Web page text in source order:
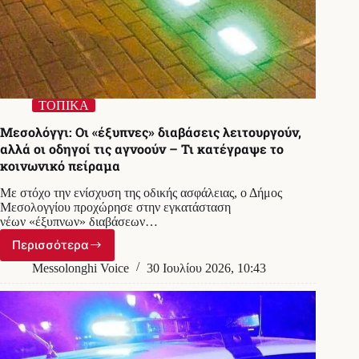
ΤΟΠΙΚΑ
Μεσολόγγι: Οι «έξυπνες» διαβάσεις λειτουργούν,
αλλά οι οδηγοί τις αγνοούν – Τι κατέγραψε το
κοινωνικό πείραμα
Με στόχο την ενίσχυση της οδικής ασφάλειας, ο Δήμος
Μεσολογγίου προχώρησε στην εγκατάσταση
νέων «έξυπνων» διαβάσεων…
Περισσότερα
Μεσολόγγι:
Οι
διαβάσεις
λειτουργούν,
αλλά
οι
Messolonghi Voice 30 Ιουλίου 2026, 10:43